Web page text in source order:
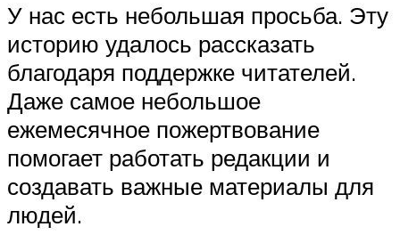
У нас есть небольшая просьба. Эту
историю удалось рассказать
благодаря поддержке читателей.
Даже самое небольшое
ежемесячное пожертвование
помогает работать редакции и
создавать важные материалы для
людей.